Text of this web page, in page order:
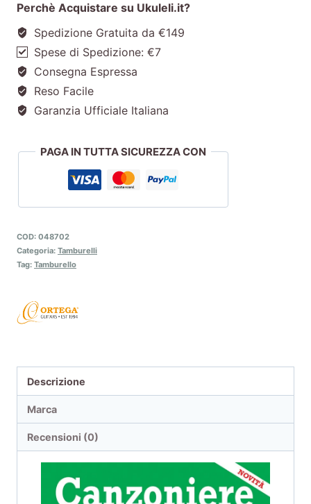
Perchè Acquistare su Ukuleli.it?
Spedizione Gratuita da €149
Spese di Spedizione: €7
Consegna Espressa
Reso Facile
Garanzia Ufficiale Italiana
PAGA IN TUTTA SICUREZZA CON
COD: 048702
Categoria: Tamburelli
Tag: Tamburello
Descrizione
Marca
Recensioni (0)